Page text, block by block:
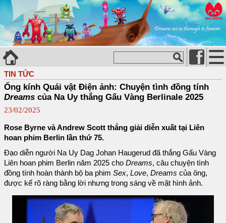
TIN TỨC
Ống kính Quái vật Điện ảnh: Chuyện tình đồng tính
Dreams của Na Uy thắng Gấu Vàng Berlinale 2025
23/02/2025
Rose Byrne và Andrew Scott thắng giải diễn xuất tại Liên
hoan phim Berlin lần thứ 75.
Đạo diễn người Na Uy Dag Johan Haugerud đã thắng Gấu Vàng
Liên hoan phim Berlin năm 2025 cho Dreams, câu chuyện tình
đồng tính hoàn thành bộ ba phim Sex, Love, Dreams của ông,
được kể rõ ràng bằng lời nhưng trong sáng về mặt hình ảnh.